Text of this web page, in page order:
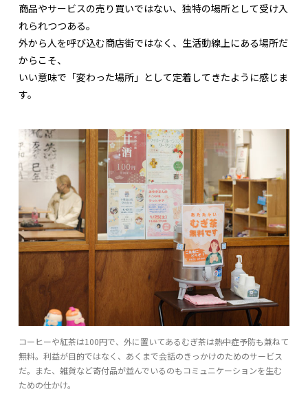
商品やサービスの売り買いではない、独特の場所として受け入
れられつつある。
外から人を呼び込む商店街ではなく、生活動線上にある場所だ
からこそ、
いい意味で「変わった場所」として定着してきたように感じま
す。
コーヒーや紅茶は100円で、外に置いてあるむぎ茶は熱中症予防も兼ねて
無料。利益が目的ではなく、あくまで会話のきっかけのためのサービス
だ。また、雑貨など寄付品が並んでいるのもコミュニケーションを生む
ための仕かけ。